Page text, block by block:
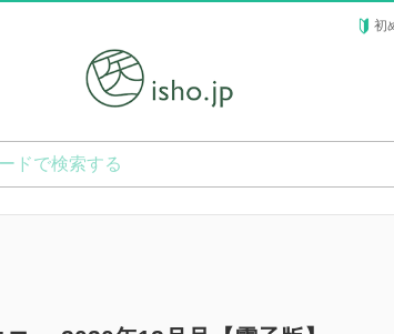
初